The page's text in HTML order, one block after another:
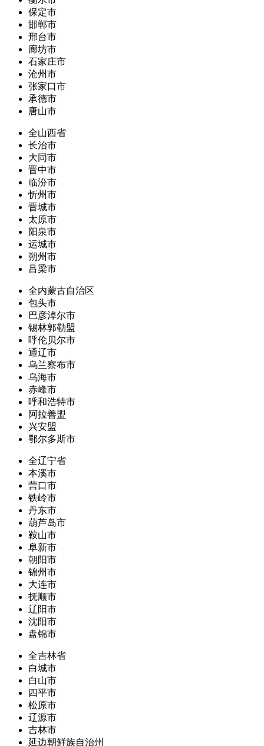
保定市
邯郸市
邢台市
廊坊市
石家庄市
沧州市
张家口市
承德市
唐山市
全山西省
长治市
大同市
晋中市
临汾市
忻州市
晋城市
太原市
阳泉市
运城市
朔州市
吕梁市
全内蒙古自治区
包头市
巴彦淖尔市
锡林郭勒盟
呼伦贝尔市
通辽市
乌兰察布市
乌海市
赤峰市
呼和浩特市
阿拉善盟
兴安盟
鄂尔多斯市
全辽宁省
本溪市
营口市
铁岭市
丹东市
葫芦岛市
鞍山市
阜新市
朝阳市
锦州市
大连市
抚顺市
辽阳市
沈阳市
盘锦市
全吉林省
白城市
白山市
四平市
松原市
辽源市
吉林市
延边朝鲜族自治州